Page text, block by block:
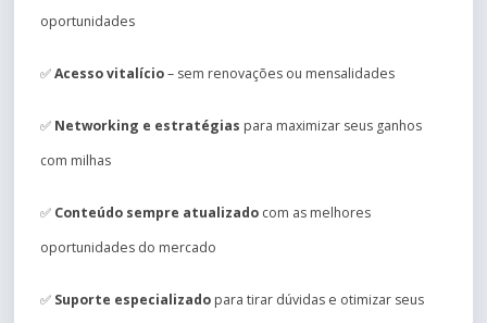
oportunidades
✅Acesso vitalício– sem renovações ou mensalidades
✅ Networking e estratégias para maximizar seus ganhos
com milhas
✅ Conteúdo sempre atualizado com as melhores
oportunidades do mercado
✅ Suporte especializado para tirar dúvidas e otimizar seus